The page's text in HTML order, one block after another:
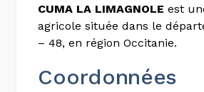
CUMA LA LIMAGNOLE est
agricole située dans le
– 48, en région Occitanie.
Coordonnées